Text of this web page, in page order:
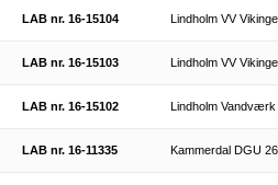
LAB nr. 16-15104 Lindholm VV
LAB nr. 16-15103 Lindholm VV
LAB nr. 16-15102 Lindholm Vandværk
LAB nr. 16-11335 Kammerdal DGU